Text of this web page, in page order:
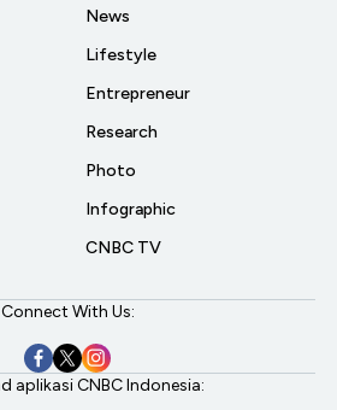
News
Lifestyle
Entrepreneur
Research
Photo
Infographic
CNBC TV
Connect With Us:
aplikasi CNBC Indonesia: